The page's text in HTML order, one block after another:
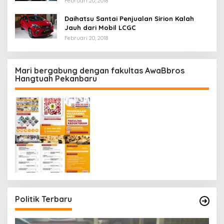
Daihatsu Santai Penjualan Sirion Kalah
Jauh dari Mobil LCGC
Februari 20, 2018
Mari bergabung dengan fakultas AwaBbros
Hangtuah Pekanbaru
Politik Terbaru